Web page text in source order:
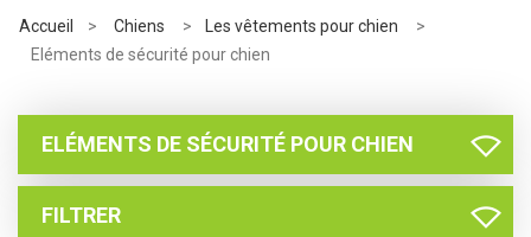
Accueil > Chiens > Les vêtements pour chien
>
Eléments de sécurité pour chien
ELÉMENTS DE SÉCURITÉ POUR CHIEN
FILTRER